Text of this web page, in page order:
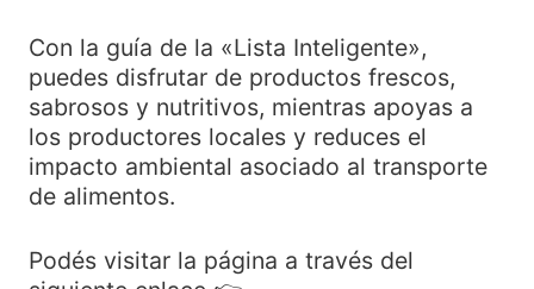
Con la guía de la «Lista Inteligente»,
puedes disfrutar de productos frescos,
sabrosos y nutritivos, mientras apoyas a
los productores locales y reduces el
impacto ambiental asociado al transporte
de alimentos.
Podés visitar la página a través del